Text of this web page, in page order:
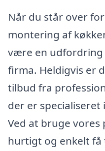
Når du står over
montering af
være en
firma. Heldigvis er
tilbud fra
der er
Ved at bruge vores
hurtigt og enkelt